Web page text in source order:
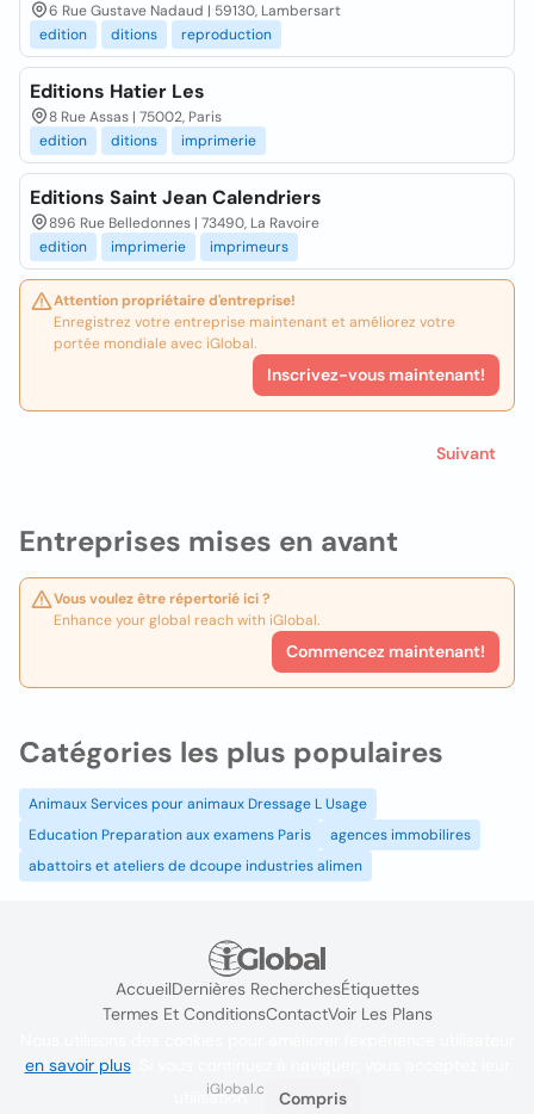
Entreprises mises en avant
Vous voulez être répertorié ici ?
Enhance your global reach with iGlobal.
Commencez maintenant!
6 Rue Gustave Nadaud | 59130, Lambersart
edition
ditions reproduction
Editions Hatier Les
8 Rue Assas | 75002, Paris
edition
ditions imprimerie
Editions Saint Jean Calendriers
896 Rue Belledonnes | 73490, La Ravoire
edition
imprimerie imprimeurs
Attention propriétaire d'entreprise!
Enregistrez votre entreprise maintenant et améliorez votre
portée mondiale avec iGlobal.
Inscrivez-vous maintenant!
Suivant
Catégories les plus populaires
Animaux Services pour animaux Dressage L Usage
Education Preparation aux examens Paris
agences immobilires
abattoirs et ateliers de dcoupe industries alimen
AccueilDernières RecherchesÉtiquettes
Termes Et ConditionsContactVoir Les Plans
iGlobal.co @ 2024
en savoir plus. Si vous continuez à naviguer, vous acceptez leur
utilisation.
Compris